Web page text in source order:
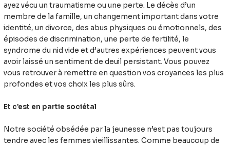
ayez vécu un traumatisme ou une perte. Le décès d’un
membre de la famille, un changement important dans votre
identité, un divorce, des abus physiques ou émotionnels, des
épisodes de discrimination, une perte de fertilité, le
syndrome du nid vide et d’autres expériences peuvent vous
avoir laissé un sentiment de deuil persistant. Vous pouvez
vous retrouver à remettre en question vos croyances les plus
profondes et vos choix les plus sûrs.
Et c’est en partie sociétal
Notre société obsédée par la jeunesse n’est pas toujours
tendre avec les femmes vieillissantes. Comme beaucoup de